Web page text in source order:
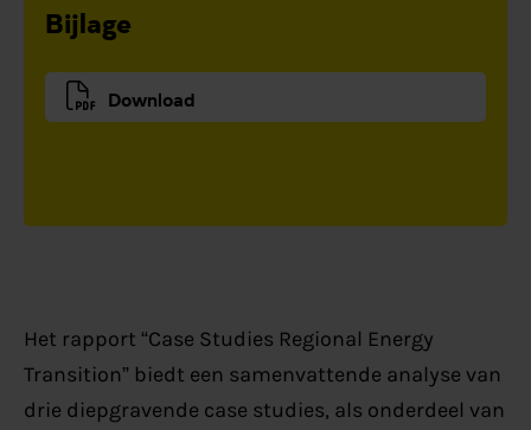
Bijlage
Download
Het rapport “Case Studies Regional Energy
Transition” biedt een samenvattende analyse van
drie diepgravende case studies, als onderdeel van